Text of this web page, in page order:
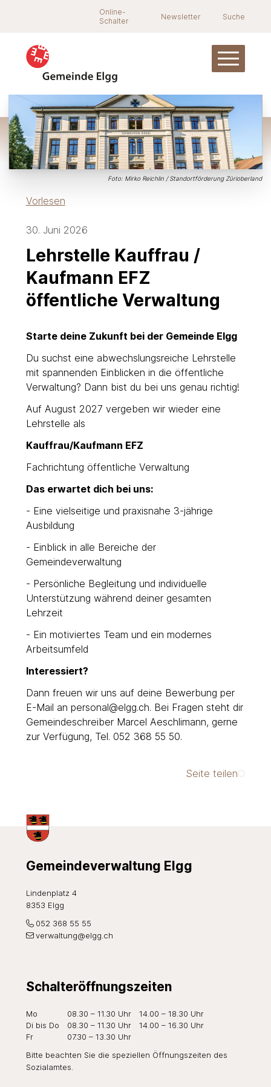
Navigieren in Elgg
SchnellnavigationOnline-
Schalter
Newsletter Suche
Foto: Mirko Reichlin / Standortförderung Zürioberland
Vorlesen
Lehrstelle Kauffrau /
Kaufmann EFZ
öffentliche Verwaltung
30. Juni 2026
Starte deine Zukunft bei der Gemeinde Elgg
Du suchst eine abwechslungsreiche Lehrstelle
mit spannenden Einblicken in die öffentliche
Verwaltung? Dann bist du bei uns genau richtig!
Auf August 2027 vergeben wir wieder eine
Lehrstelle als
Kauffrau/Kaufmann EFZ
Fachrichtung öffentliche Verwaltung
Das erwartet dich bei uns:
- Eine vielseitige und praxisnahe 3-jährige
Ausbildung
- Einblick in alle Bereiche der
Gemeindeverwaltung
- Persönliche Begleitung und individuelle
Unterstützung während deiner gesamten
Lehrzeit
- Ein motiviertes Team und ein modernes
Arbeitsumfeld
Interessiert?
Dann freuen wir uns auf deine Bewerbung per
E-Mail an personal@elgg.ch. Bei Fragen steht dir
Gemeindeschreiber Marcel Aeschlimann, gerne
zur Verfügung, Tel. 052 368 55 50.
Seite teilen
Footer
Gemeindeverwaltung Elgg
Lindenplatz 4
8353 Elgg
052 368 55 55
verwaltung@elgg.ch
Schalteröffnungszeiten
Wochentag Öffnungszeiten Vormittag Öffnungszeiten
Mo 08.30 – 11.30 Uhr
14.00 – 18.30 Uhr
Di bis Do 08.30 – 11.30 Uhr
14.00 – 16.30 Uhr
Fr
07.30 – 13.30 Uhr
Bitte beachten Sie die speziellen Öffnungszeiten des
Sozialamtes.